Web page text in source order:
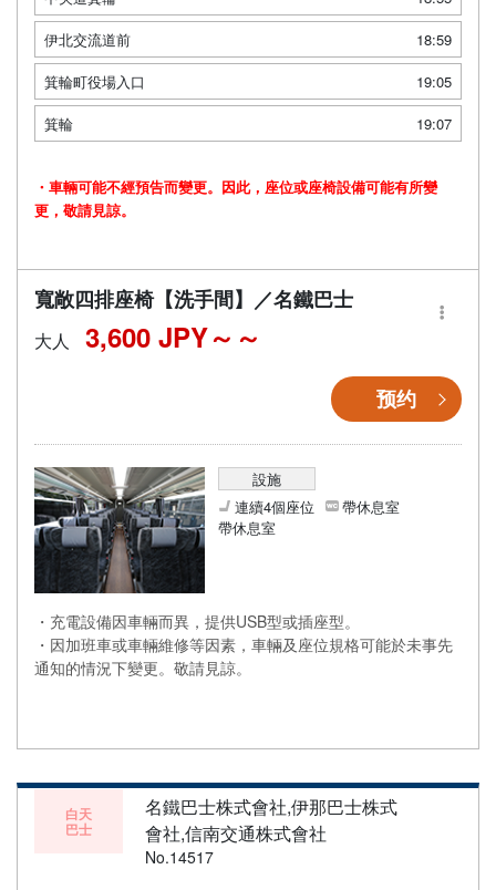
伊北交流道前
18:59
箕輪町役場入口
19:05
箕輪
19:07
・車輛可能不經預告而變更。因此，座位或座椅設備可能有所變
更，敬請見諒。
寬敞四排座椅【洗手間】／名鐵巴士
大人 3,600 JPY～
预约
設施
連續4個座位
帶休息室
帶休息室
・充電設備因車輛而異，提供USB型或插座型。
・因加班車或車輛維修等因素，車輛及座位規格可能於未事先
通知的情況下變更。敬請見諒。
白天
巴士
名鐵巴士株式會社,伊那巴士株式
會社,信南交通株式會社
No.14517